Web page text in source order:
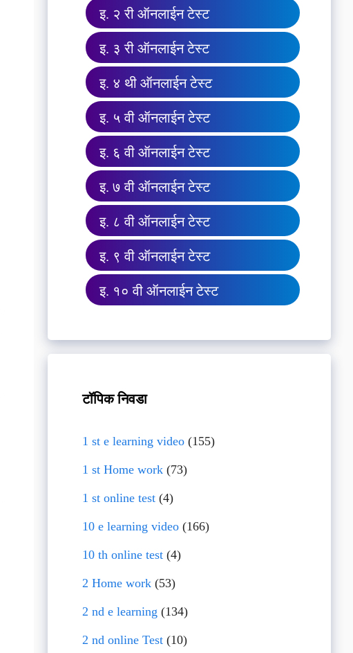
इ. २ री ऑनलाईन टेस्ट
इ. ३ री ऑनलाईन टेस्ट
इ. ४ थी ऑनलाईन टेस्ट
इ. ५ वी ऑनलाईन टेस्ट
इ. ६ वी ऑनलाईन टेस्ट
इ. ७ वी ऑनलाईन टेस्ट
इ. ८ वी ऑनलाईन टेस्ट
इ. ९ वी ऑनलाईन टेस्ट
इ. १० वी ऑनलाईन टेस्ट
टॉपिक निवडा
1 st e learning video (155)
1 st Home work (73)
1 st online test (4)
10 e learning video (166)
10 th online test (4)
2 Home work (53)
2 nd e learning (134)
2 nd online Test (10)